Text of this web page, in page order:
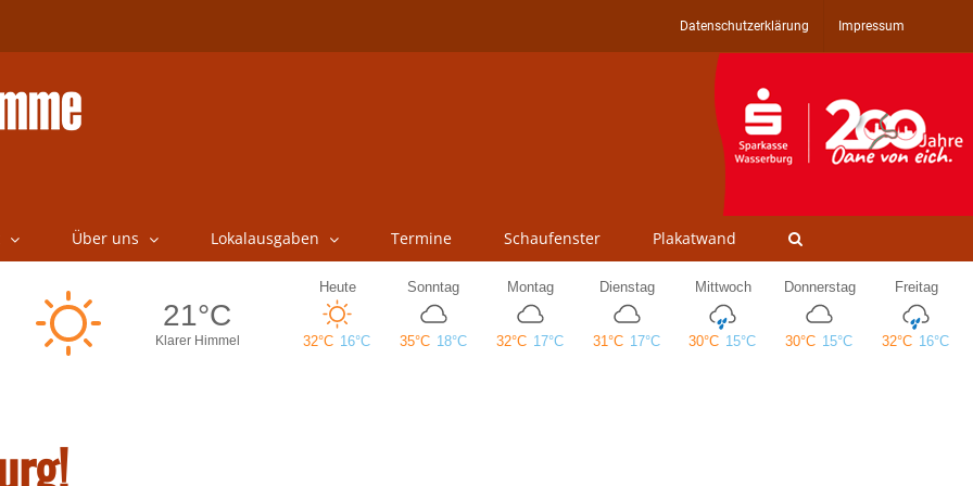
Datenschutzerklärung Impressum
Über uns Lokalausgaben Termine Schaufenster Plakatwand